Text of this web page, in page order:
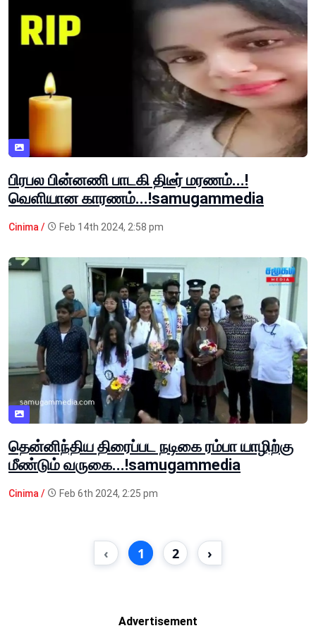
பிரபல பின்னணி பாடகி திடீர் மரணம்...!
வெளியான காரணம்...!samugammedia
Cinima / Feb 14th 2024, 2:58 pm
தென்னிந்திய திரைப்பட நடிகை ரம்பா யாழிற்கு
மீண்டும் வருகை...!samugammedia
Cinima / Feb 6th 2024, 2:25 pm
‹ 1 2 ›
Advertisement